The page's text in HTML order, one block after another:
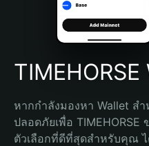
Português (Brasil)
Español (Argentina)
หากกำลังมองหา Wallet ส
ปลอดภัยเพื่อ
ตัวเลือกที่ดีที่สุดสำหรับคุณ ไ